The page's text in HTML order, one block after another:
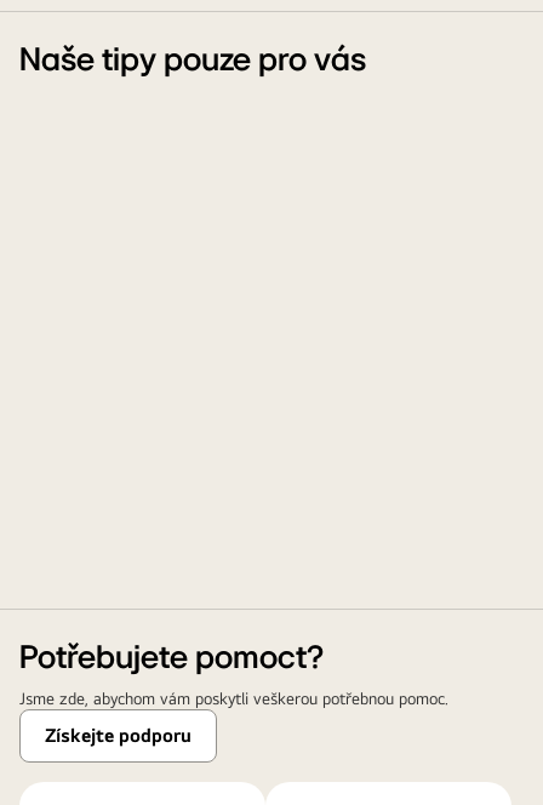
Naše tipy pouze pro vás
Potřebujete pomoct?
Jsme zde, abychom vám poskytli veškerou potřebnou pomoc.
Získejte podporu